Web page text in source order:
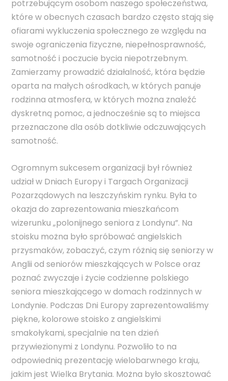
potrzebującym osobom naszego społeczeństwa,
które w obecnych czasach bardzo często stają się
ofiarami wykluczenia społecznego ze względu na
swoje ograniczenia fizyczne, niepełnosprawność,
samotność i poczucie bycia niepotrzebnym.
Zamierzamy prowadzić działalność, która będzie
oparta na małych ośrodkach, w których panuje
rodzinna atmosfera, w których można znaleźć
dyskretną pomoc, a jednocześnie są to miejsca
przeznaczone dla osób dotkliwie odczuwających
samotność.
Ogromnym sukcesem organizacji był również
udział w Dniach Europy i Targach Organizacji
Pozarządowych na leszczyńskim rynku. Była to
okazja do zaprezentowania mieszkańcom
wizerunku „polonijnego seniora z Londynu”. Na
stoisku można było spróbować angielskich
przysmaków, zobaczyć, czym różnią się seniorzy w
Anglii od seniorów mieszkających w Polsce oraz
poznać zwyczaje i życie codzienne polskiego
seniora mieszkającego w domach rodzinnych w
Londynie. Podczas Dni Europy zaprezentowaliśmy
piękne, kolorowe stoisko z angielskimi
smakołykami, specjalnie na ten dzień
przywiezionymi z Londynu. Pozwoliło to na
odpowiednią prezentację wielobarwnego kraju,
jakim jest Wielka Brytania. Można było skosztować